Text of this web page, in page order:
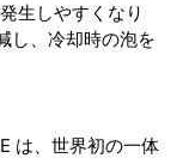
生しやすくなり
し、冷却時の泡を
は、世界初の一体